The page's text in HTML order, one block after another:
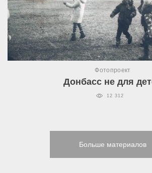
Фотопроект
Донбасс не для
12 312
Больше материалов